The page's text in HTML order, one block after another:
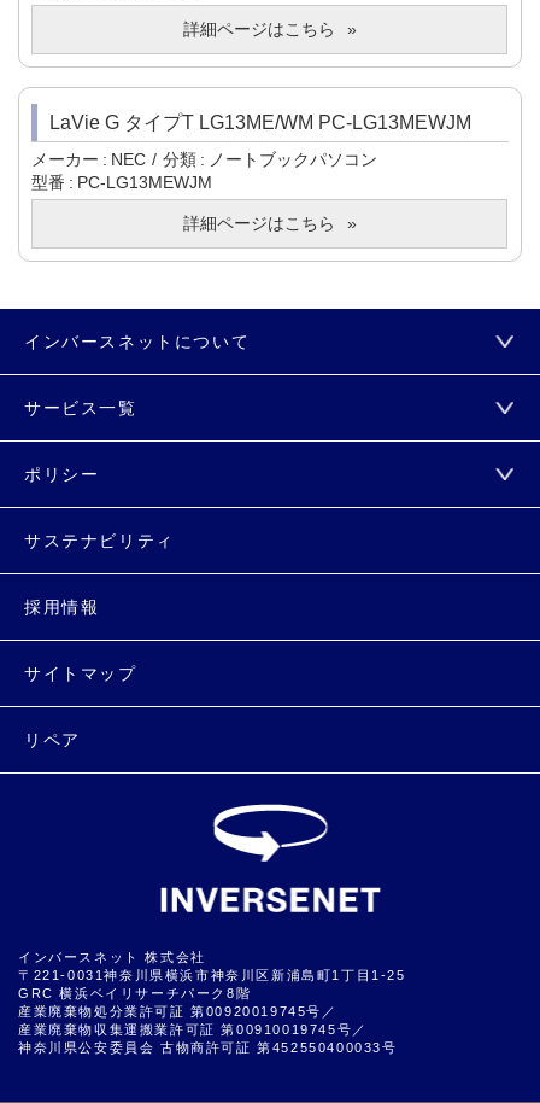
詳細ページはこちら
LaVie G タイプT LG13ME/WM PC-LG13MEWJM
メーカー NEC 分類
ノートブックパソコン
型番
PC-LG13MEWJM
詳細ページはこちら
インバースネットについて
サービス一覧
ポリシー
サステナビリティ
採用情報
サイトマップ
リペア
インバースネット 株式会社
〒221-0031神奈川県横浜市神奈川区新浦島町1丁目1-25
GRC 横浜ベイリサーチパーク8階
産業廃棄物処分業許可証 第00920019745号／
産業廃棄物収集運搬業許可証 第00910019745号／
神奈川県公安委員会 古物商許可証 第452550400033号